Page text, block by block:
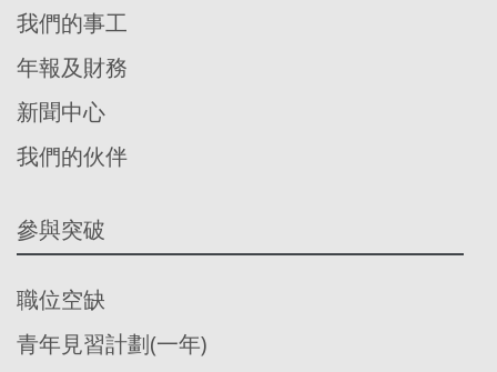
我們的事工
年報及財務
新聞中心
我們的伙伴
參與突破
職位空缺
青年見習計劃(一年)